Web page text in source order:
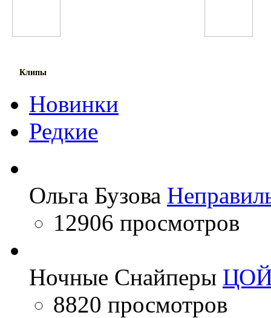
Клипы
Новинки
Редкие
Ольга Бузова
12906 просмотров
Ночные Снайперы
8820 просмотров